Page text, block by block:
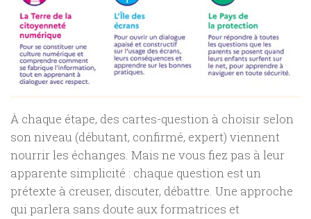
À chaque étape, des cartes-question à choisir selon
son niveau (débutant, confirmé, expert) viennent
nourrir les échanges. Mais ne vous fiez pas à leur
apparente simplicité : chaque question est un
prétexte à creuser, discuter, débattre. Une approche
qui parlera sans doute aux formatrices et